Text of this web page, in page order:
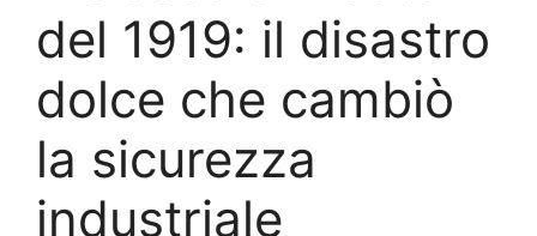
del 1919: il disastro
dolce che cambiò
la sicurezza
industriale